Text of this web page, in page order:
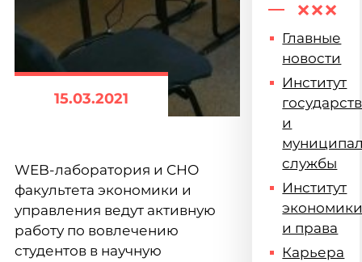
15.03.2021
WEB-лаборатория и СНО
факультета экономики и
управления ведут активную
работу по вовлечению
студентов в научную
Главные
новости
Институт
и
службы
Институт
и права
Карьера